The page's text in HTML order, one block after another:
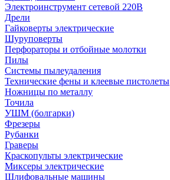
Электроинструмент сетевой 220В
Дрели
Гайковерты электрические
Шуруповерты
Перфораторы и отбойные молотки
Пилы
Системы пылеудаления
Технические фены и клеевые пистолеты
Ножницы по металлу
Точила
УШМ (болгарки)
Фрезеры
Рубанки
Граверы
Краскопульты электрические
Миксеры электрические
Шлифовальные машины